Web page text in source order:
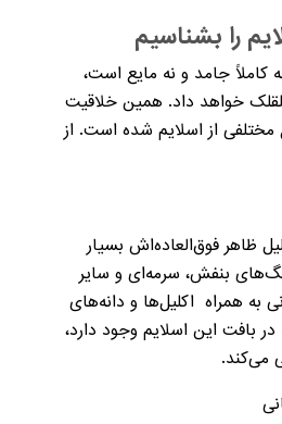
را بشناسیم
کاملاً جامد و نه مایع است،
خواهد داد. همین خلاقیت
از اسلایم شده است. از
ظاهر فوق‌العاده‌اش بسیار
بنفش، سرمه‌ای و سایر
به همراه اکلیل‌ها و دانه‌های
بافت این اسلایم وجود دارد،
می‌کند.